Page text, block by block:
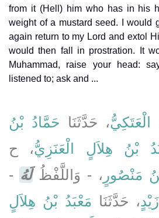
from it (Hell) him who has in his
weight of a mustard seed. I would
again return to my Lord and extol
would then fall in prostration. It
Muhammad, raise your head:
listened to; ask and ...
الْعَتَكِيُّ، حَدَّثَنَا حَمَّادُ بْنُ
بْنُ هِلاَلٍ الْعَنَزِيُّ، ح
مَنْصُورٍ ، - وَاللَّفْظُلَهُ -
، حَدَّثَنَا مَعْبَدُ بْنُ هِلاَلٍ